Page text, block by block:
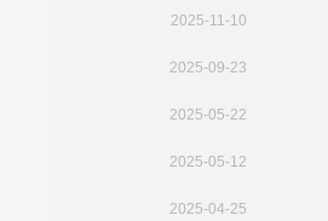
2025-11-10
2025-09-23
2025-05-22
2025-05-12
2025-04-25